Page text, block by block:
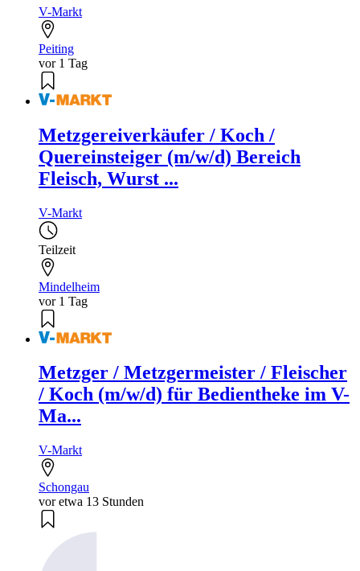
V-Markt
Peiting
vor 1 Tag
Metzgereiverkäufer / Koch /
Quereinsteiger (m/w/d) Bereich
Fleisch, Wurst ...
V-Markt
Teilzeit
Mindelheim
vor 1 Tag
Metzger / Metzgermeister / Fleischer
/ Koch (m/w/d) für Bedientheke im V-
Ma...
V-Markt
Schongau
vor etwa 13 Stunden